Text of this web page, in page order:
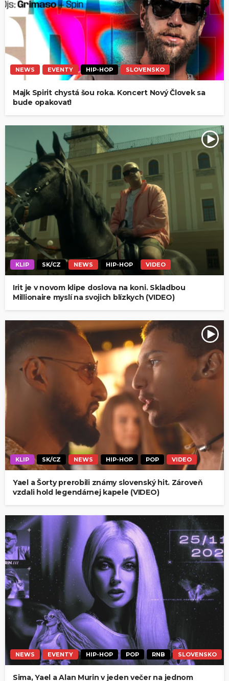
NEWS EVENTY HIP-HOP SLOVENSKO
Majk Spirit chystá šou roka. Koncert Nový Človek sa
bude opakovať!
KLIP SK/CZ NEWS HIP-HOP VIDEO
Irit je v novom klipe doslova na koni. Skladbou
Millionaire myslí na svojich blízkych (VIDEO)
KLIP SK/CZ NEWS HIP-HOP POP VIDEO
Yael a Šorty prerobili známy slovenský hit. Zároveň
vzdali hold legendárnej kapele (VIDEO)
NEWS EVENTY HIP-HOP POP RNB SLOVENSKO
Sima, Yael a Alan Murin v jeden večer na jednom